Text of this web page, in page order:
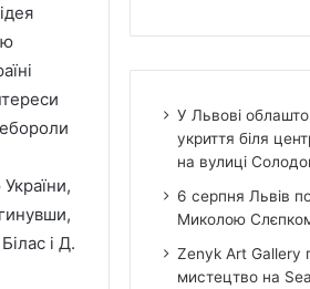
і Д.
У Львові
укриття біля
на вулиці
6 серпня Львів
Миколою
Zenyk Art Gallery
мистецтво на